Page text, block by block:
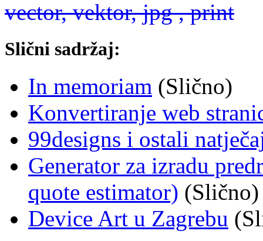
Slični sadržaj:
In memoriam (Slično)
Konvertiranje web
99designs i ostali
Generator za izradu
quote estimator) (Slično)
Device Art u Zagrebu